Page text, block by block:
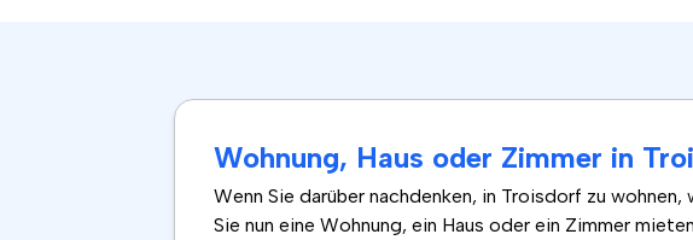
Wohnung, Haus oder Zimmer in
Wenn Sie darüber nachdenken, in Troisdorf zu
Sie nun eine Wohnung, ein Haus oder ein Zimmer